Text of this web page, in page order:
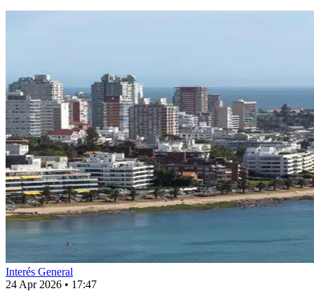
Interés General
24 Apr 2026 • 17:47